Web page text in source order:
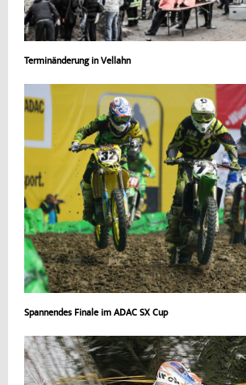
Terminänderung in Vellahn
Spannendes Finale im ADAC SX Cup